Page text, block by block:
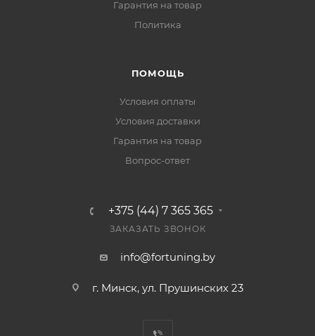
Гарантия на товар
Политика
ПОМОЩЬ
Условия оплаты
Условия доставки
Гарантия на товар
Вопрос-ответ
+375 (44) 7 365 365
ЗАКАЗАТЬ ЗВОНОК
info@fortuning.by
г. Минск, ул. Прушинских 23